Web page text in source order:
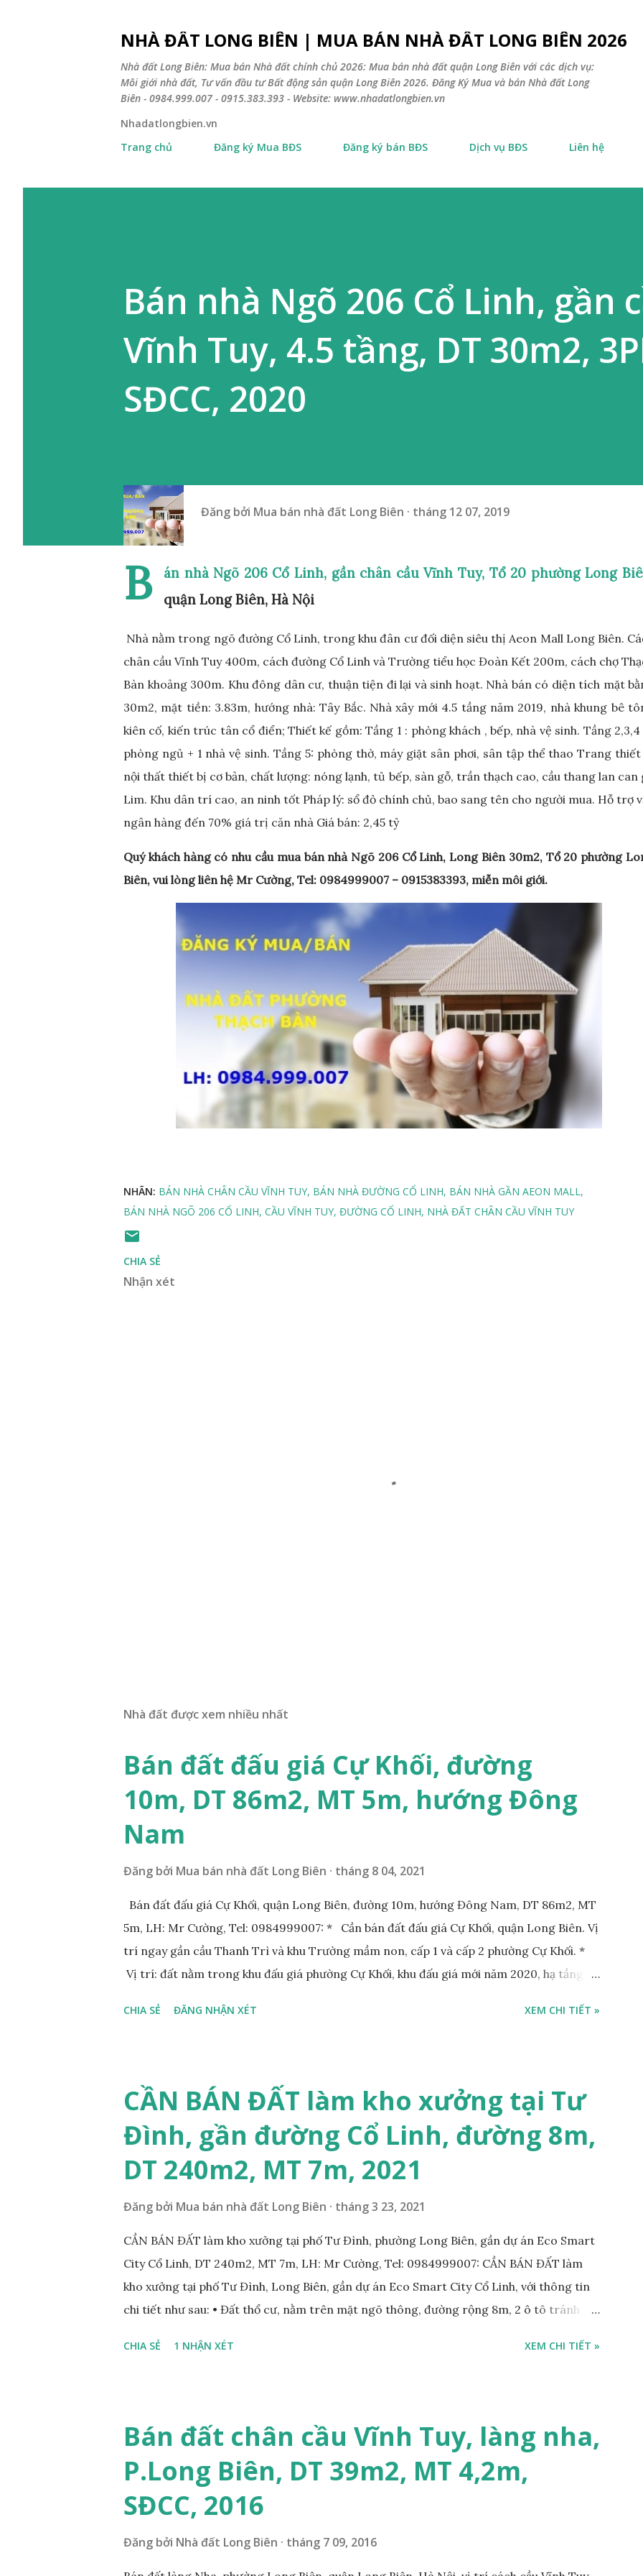
NHÀ ĐẤT LONG BIÊN | MUA BÁN NHÀ ĐẤT LONG BIÊN 2026
Nhà đất Long Biên: Mua bán Nhà đất chính chủ 2026: Mua bán nhà đất quận Long Biên với các dịch vụ:
Môi giới nhà đất, Tư vấn đầu tư Bất động sản quận Long Biên 2026. Đăng Ký Mua và bán Nhà đất Long
Biên - 0984.999.007 - 0915.383.393 - Website: www.nhadatlongbien.vn
Nhadatlongbien.vn
Trang chủ
Đăng ký Mua BĐS Đăng ký bán BĐS Dịch vụ BĐS Liên hệ
Bán nhà Ngõ 206 Cổ Linh, gần
Vĩnh Tuy, 4.5 tầng, DT 30m2,
SĐCC, 2020
Đăng bởi Mua bán nhà đất Long Biên tháng 12 07, 2019
B
án nhà Ngõ 206 Cổ Linh, gần chân cầu Vĩnh Tuy, Tổ 20 phường Long
quận Long Biên, Hà Nội
Nhà nằm trong ngõ đường Cổ Linh, trong khu đân cư đối diện siêu thị Aeon Mall Long Biên.
chân cầu Vĩnh Tuy 400m, cách đường Cổ Linh và Trường tiểu học Đoàn Kết 200m, cách chợ
Bàn khoảng 300m. Khu đông dân cư, thuận tiện đi lại và sinh hoạt. Nhà bán có diện tích mặt
30m2, mặt tiền: 3.83m, hướng nhà: Tây Bắc. Nhà xây mới 4.5 tầng năm 2019, nhà khung bê
kiên cố, kiến trúc tân cổ điển; Thiết kế gồm: Tầng 1 : phòng khách , bếp, nhà vệ sinh. Tầng 2,3,4
phòng ngủ + 1 nhà vệ sinh. Tầng 5: phòng thờ, máy giặt sân phơi, sân tập thể thao Trang thiết
nội thất thiết bị cơ bản, chất lượng: nóng lạnh, tủ bếp, sàn gỗ, trần thạch cao, cầu thang lan can
Lim. Khu dân trí cao, an ninh tốt Pháp lý: sổ đỏ chính chủ, bao sang tên cho người mua. Hỗ trợ
ngân hàng đến 70% giá trị căn nhà Giá bán: 2,45 tỷ
Quý khách hàng có nhu cầu mua bán nhà Ngõ 206 Cổ Linh, Long Biên 30m2, Tổ 20 phường
Biên, vui lòng liên hệ Mr Cường, Tel: 0984999007 – 0915383393, miễn môi giới.
NHÃN: BÁN NHÀ CHÂN CẦU VĨNH TUY BÁN NHÀ ĐƯỜNG CỔ LINH BÁN NHÀ GẦN AEON MALL
BÁN NHÀ NGÕ 206 CỔ LINH CẦU VĨNH TUY ĐƯỜNG CỔ LINH NHÀ ĐẤT CHÂN CẦU VĨNH TUY
CHIA SẺ
Nhận xét
Nhà đất được xem nhiều nhất
Bán đất đấu giá Cự Khối, đường
10m, DT 86m2, MT 5m, hướng Đông
Nam
Đăng bởi Mua bán nhà đất Long Biên tháng 8 04, 2021
Bán đất đấu giá Cự Khối, quận Long Biên, đường 10m, hướng Đông Nam, DT 86m2, MT
5m, LH: Mr Cường, Tel: 0984999007: * Cần bán đất đấu giá Cự Khối, quận Long Biên. Vị
trí ngay gần cầu Thanh Trì và khu Trường mầm non, cấp 1 và cấp 2 phường Cự Khối. *
Vị trí: đất nằm trong khu đấu giá phường Cự Khối, khu đấu giá mới năm 2020, hạ tầng
200m. Cách Trường cấp 2 Cự Khối khoảng 250m. Cách Trường Tiểu học Cự Khối khoảng
tương lai sẽ rất đẹp, lý tưởng để ở, văn phòng, hoặc xây căn hộ cho thuê… * Đất phân lô,
diện tích: 86m2, mặt tiền 5m, đường 10m và vỉa hè rộng 3m, hướng Đông Nam; * Pháp
lý: sổ đỏ chính chủ; * Giá bán: 6.15 tỷ, có thương lượng với khách thiện chí mua; Liên hệ:
Mr Cường, Tel: 0984999007...
CHIA SẺ ĐĂNG NHẬN XÉT XEM CHI TIẾT »
CẦN BÁN ĐẤT làm kho xưởng tại Tư
Đình, gần đường Cổ Linh, đường 8m,
DT 240m2, MT 7m, 2021
Đăng bởi Mua bán nhà đất Long Biên tháng 3 23, 2021
CẦN BÁN ĐẤT làm kho xưởng tại phố Tư Đình, phường Long Biên, gần dự án Eco Smart
City Cổ Linh, DT 240m2, MT 7m, LH: Mr Cường, Tel: 0984999007: CẦN BÁN ĐẤT làm
kho xưởng tại phố Tư Đình, Long Biên, gần dự án Eco Smart City Cổ Linh, với thông tin
chi tiết như sau: • Đất thổ cư, nằm trên mặt ngõ thông, đường rộng 8m, 2 ô tô tránh
Tiện để xây biệt thự, làm văn phòng công ty, làm kho xưởng, hoặc xây tòa nhà cho thuê;
nằm trên mặt ngõ phố Tư Đình, ngõ trước nhà rộng 8m, ngõ thông, ô tô tránh nhau; •
Cách mặt đường Cổ Linh khoảng 200m; • Cách dự án Eco Smart City Cổ Linh khoảng
250m; • Gần dự án khu biệt thự dự án Minh Tâm Tư Đình • Cách chân cầu Vĩnh Tuy và
siêu thị Aeon Mall Long Biên khoảng 500m; • Khu vực đông đúc dân cư, thuận tiện đi lại
và sinh hoạt; ...
CHIA SẺ 1 NHẬN XÉT XEM CHI TIẾT »
Bán đất chân cầu Vĩnh Tuy, làng nha,
P.Long Biên, DT 39m2, MT 4,2m,
SĐCC, 2016
Đăng bởi Nhà đất Long Biên tháng 7 09, 2016